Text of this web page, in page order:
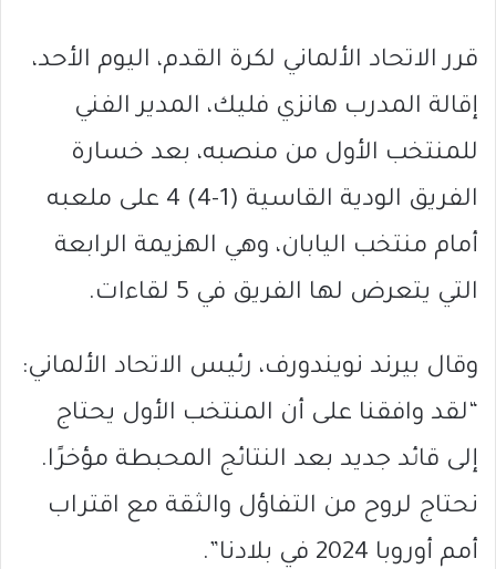
قرر الاتحاد الألماني لكرة القدم، اليوم الأحد،
إقالة المدرب هانزي فليك، المدير الفني
للمنتخب الأول من منصبه، بعد خسارة
الفريق الودية القاسية (1-4) 4 على ملعبه
أمام منتخب اليابان، وهي الهزيمة الرابعة
التي يتعرض لها الفريق في 5 لقاءات.
وقال بيرند نويندورف، رئيس الاتحاد الألماني:
“لقد وافقنا على أن المنتخب الأول يحتاج
إلى قائد جديد بعد النتائج المحبطة مؤخرًا.
نحتاج لروح من التفاؤل والثقة مع اقتراب
أمم أوروبا 2024 في بلادنا”.